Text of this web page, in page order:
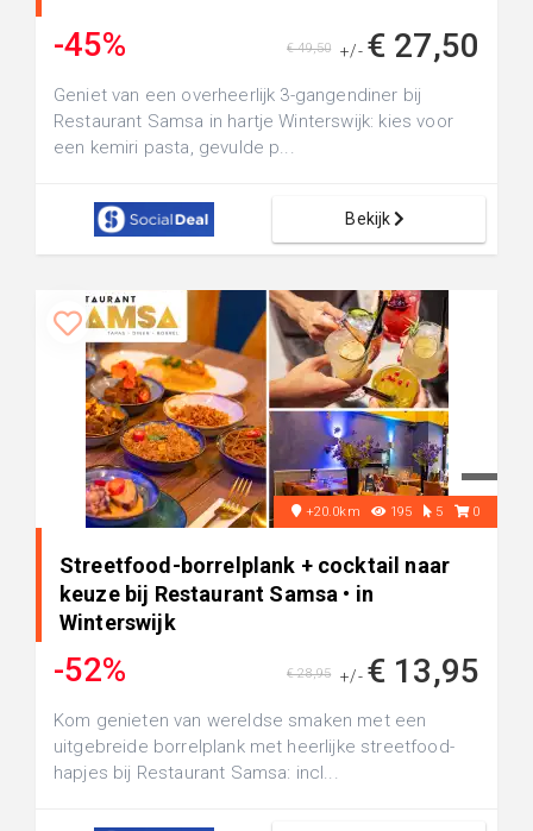
-45% +/- € 27,50
€ 49,50
Geniet van een overheerlijk 3-gangendiner bij
Restaurant Samsa in hartje Winterswijk: kies voor
een kemiri pasta, gevulde p...
Bekijk
+20.0km 195 5 0
Streetfood-borrelplank + cocktail naar
keuze bij Restaurant Samsa • in
Winterswijk
-52% +/- € 13,95
€ 28,95
Kom genieten van wereldse smaken met een
uitgebreide borrelplank met heerlijke streetfood-
hapjes bij Restaurant Samsa: incl...